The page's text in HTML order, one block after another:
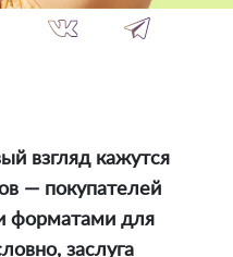
взгляд кажутся
— покупателей
форматами для
заслуга